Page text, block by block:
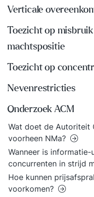
Verticale
Toezicht op
machtspositie
Toezicht op
Nevenrestricties
Onderzoek ACM
Wat doet de Autoriteit
voorheen NMa?
Wanneer is
concurrenten in strijd
Hoe kunnen
voorkomen?